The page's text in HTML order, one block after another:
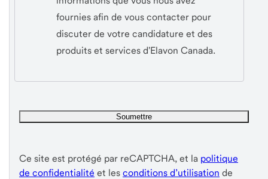
fournies afin de vous contacter pour
discuter de votre candidature et des
produits et services d'Elavon Canada.
Ce site est protégé par reCAPTCHA, et la politique
de confidentialité et les conditions d’utilisation de